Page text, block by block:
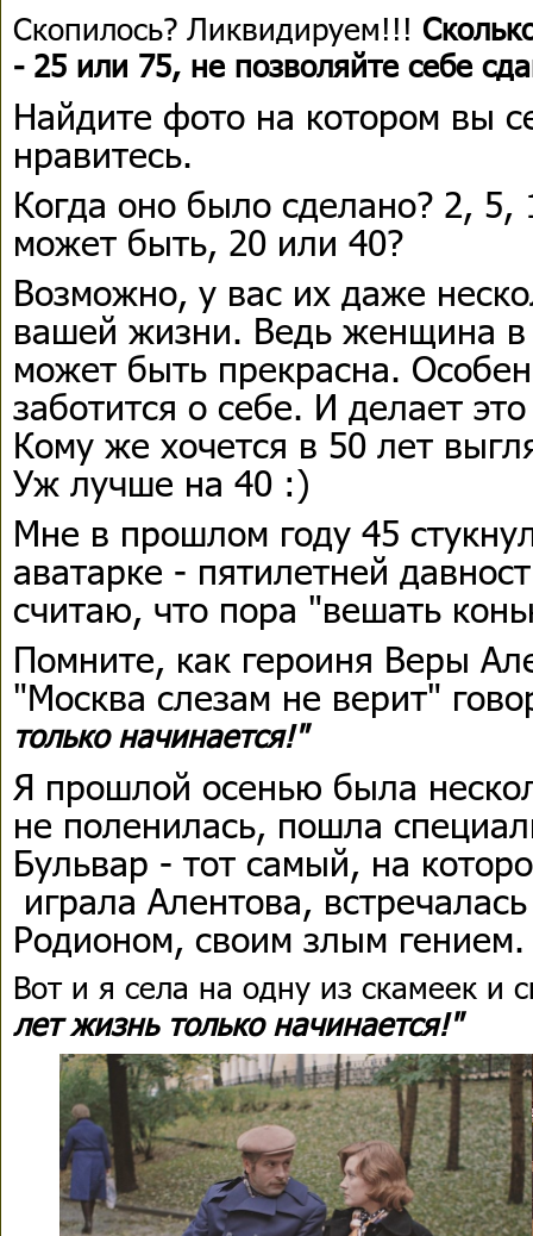
Скопилось? Ликвидируем!!!
- 25 или 75, не позволяйте себе
Найдите фото на котором вы
нравитесь.
Когда оно было сделано? 2, 5,
может быть, 20 или 40?
Возможно, у вас их даже
вашей жизни. Ведь женщина в
может быть прекрасна.
заботится о себе. И делает
Кому же хочется в 50 лет
Уж лучше на 40 :)
Мне в прошлом году 45
аватарке - пятилетней
считаю, что пора "вешать
Помните, как героиня Веры
"Москва слезам не верит"
только начинается!"
Я прошлой осенью была
не поленилась, пошла
Бульвар - тот самый, на
играла Алентова,
Родионом, своим злым
Вот и я села на одну из скамеек и
лет жизнь только начинается!"